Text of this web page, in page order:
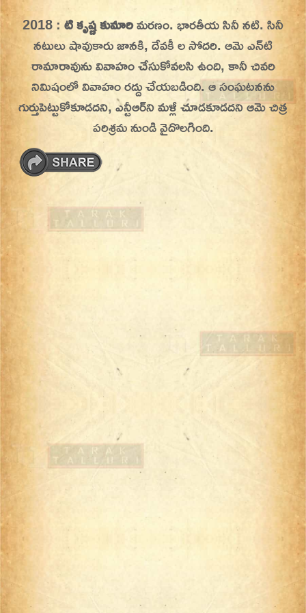
Skip
content
On This Day
Today in History | On This Day | This Day in
History | Today in India | What Happened
Today in India | Charitralo eroju | charitra lo
eroju |
2018 :టి కృష్ణ కుమారిమరణం. భారతీయ సినీ నటి. సినీ
నటులు షావుకారు జానకి, దేవకీ ల సోదరి.ఆమె ఎన్‌టి
రామారావును వివాహం చేసుకోవలసి ఉంది, కానీ చివరి
నిమిషంలో వివాహం రద్దు చేయబడింది. ఆ సంఘటనను
గుర్తుపెట్టుకోకూడదని, ఎన్టీఆర్‌ని మళ్లీ చూడకూడదని ఆమె చిత్ర
పరిశ్రమ నుండి వైదొలగింది.